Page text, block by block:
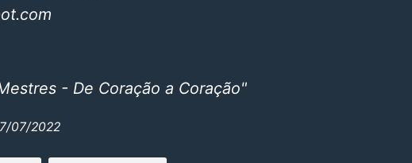
- De Coração a Coração"
07/2022